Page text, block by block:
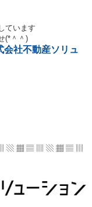
ています
(*＾＾)
会社不動産ソリュ
▧ ▦ ▤ ▥ ▧ ▦ ▤ ▥